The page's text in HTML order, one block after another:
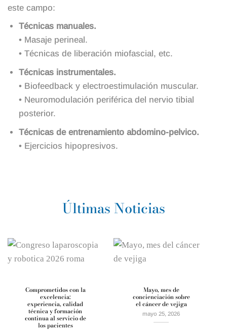
este campo:
Técnicas manuales.
• Masaje perineal.
• Técnicas de liberación miofascial, etc.
Técnicas instrumentales.
• Biofeedback y electroestimulación muscular.
• Neuromodulación periférica del nervio tibial
posterior.
Técnicas de entrenamiento abdomino-pelvico.
• Ejercicios hipopresivos.
Últimas Noticias
Comprometidos con la
excelencia:
experiencia, calidad
técnica y formación
continua al servicio de
los pacientes
Mayo, mes de
concienciación sobre
el cáncer de vejiga
mayo 25, 2026